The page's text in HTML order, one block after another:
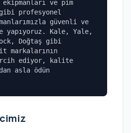
ekipmanları ve pim
profesyonel
güvenli ve
yapıyoruz. Kale, Yale,
Doğtaş gibi
ediyor, kalite
asla ödün